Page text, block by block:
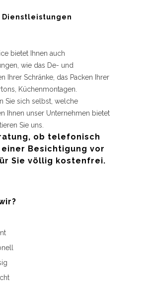
Dienstleistungen
bietet Ihnen auch
wie das De- und
Ihrer Schränke, das Packen Ihrer
Küchenmontagen.
Sie sich selbst, welche
Ihnen unser Unternehmen bietet
Sie uns.
ob telefonisch
Besichtigung vor
Sie völlig kostenfrei.